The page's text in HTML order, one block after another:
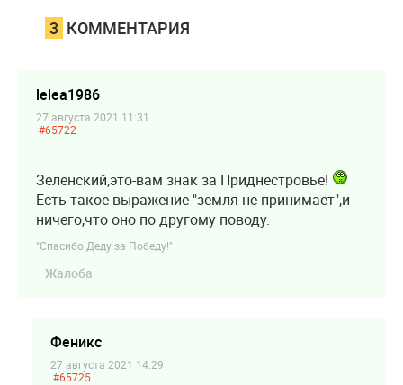
3 КОММЕНТАРИЯ
lelea1986
27 августа 2021 11:31
#65722
Зеленский,это-вам знак за Приднестровье!
Есть такое выражение "земля не принимает",и
ничего,что оно по другому поводу.
"Спасибо Деду за Победу!"
Жалоба
Феникс
27 августа 2021 14:29
#65725